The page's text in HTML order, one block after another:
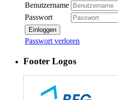
Benutzername
Passwort
Einloggen
Passwort verloren
Footer Logos